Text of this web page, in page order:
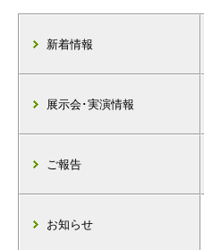
新着情報
展示会･実演情報
ご報告
お知らせ